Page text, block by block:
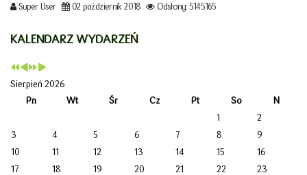
Super User 02 październik 2018 Odsłony: 5145165
KALENDARZ WYDARZEŃ
Sierpień 2026
Pn
Wt Śr Cz Pt So
N
1
2
3
4 5 6 7 8
9
10
11 12 13 14 15
16
17
18 19 20 21 22
23